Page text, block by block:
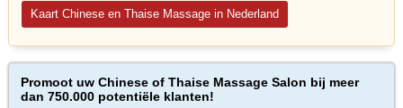
Kaart Chinese en Thaise Massage in Nederland
Promoot uw Chinese of Thaise Massage Salon bij meer
dan 750.000 potentiële klanten!